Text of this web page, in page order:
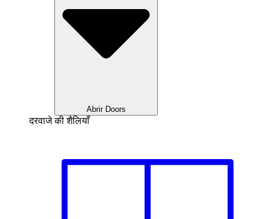
Abrir Doors
दरवाजे की शैलियाँ